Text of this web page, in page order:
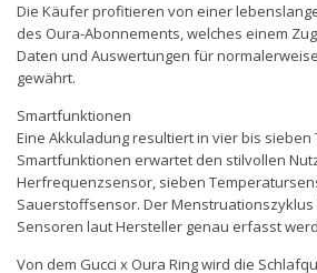
Die Käufer profitieren von einer
des Oura-Abonnements, welches einem
Daten und Auswertungen für
gewährt.
Smartfunktionen
Eine Akkuladung resultiert in vier bis sieben
Smartfunktionen erwartet den stilvollen
Herfrequenzsensor, sieben
Sauerstoffsensor. Der
Sensoren laut Hersteller genau erfasst
Von dem Gucci x Oura Ring wird die